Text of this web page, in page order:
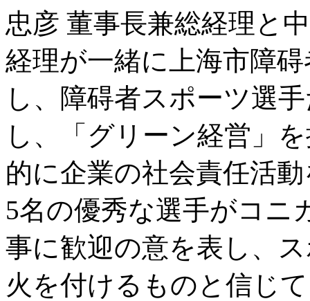
忠彦 董事長兼総経理と
経理が一緒に上海市障
し、障碍者スポーツ選
し、「グリーン経営」
的に企業の社会責任活
5名の優秀な選手がコニ
事に歓迎の意を表し、
火を付けるものと信じ